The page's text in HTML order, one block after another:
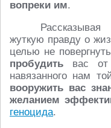
вопреки им.
жуткую правду о
целью не
пробудить вас от
навязанного нам
вооружить вас
желанием
геноцида.